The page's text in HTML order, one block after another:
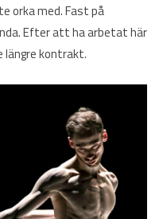
orka med. Fast på
Efter att ha arbetat här
längre kontrakt.